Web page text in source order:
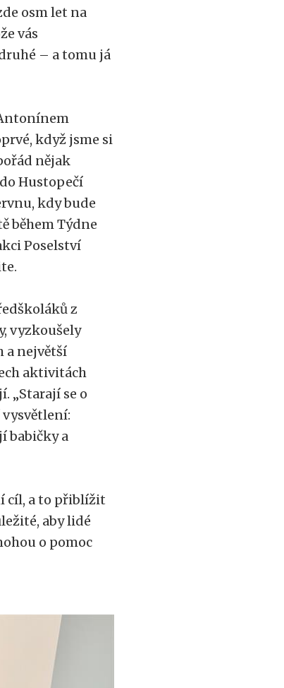
osm let na
vás
– a tomu já
když jsme si
nějak
Hustopečí
kdy bude
během Týdne
Poselství
z
vyzkoušely
a největší
aktivitách
„Starají se o
vysvětlení:
babičky a
cíl, a to přiblížit
aby lidé
o pomoc